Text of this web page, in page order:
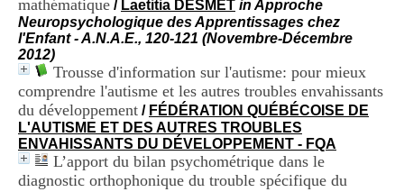
mathématique / Laetitia DESMET in Approche
Neuropsychologique des Apprentissages chez
l'Enfant - A.N.A.E., 120-121 (Novembre-Décembre
2012)
Trousse d'information sur l'autisme: pour mieux
comprendre l'autisme et les autres troubles envahissants
du développement / FÉDÉRATION QUÉBÉCOISE DE
L'AUTISME ET DES AUTRES TROUBLES
ENVAHISSANTS DU DÉVELOPPEMENT - FQA
L’apport du bilan psychométrique dans le
diagnostic orthophonique du trouble spécifique du
A
R
h
n
e
A
l
p
e
s